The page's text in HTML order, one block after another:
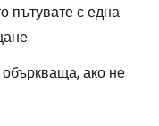
пътувате с една
ако не